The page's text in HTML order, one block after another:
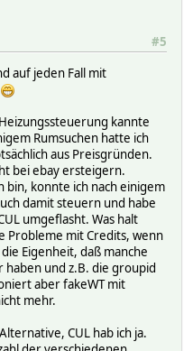
#5
auf jeden Fall mit
kannte
Rumsuchen hatte ich
aus Preisgründen.
bei ebay ersteigern.
bin, konnte ich nach einigem
damit steuern und habe
umgeflasht. Was halt
Probleme mit Credits, wenn
Eigenheit, daß manche
haben und z.B. die groupid
aber fakeWT mit
mehr.
CUL hab ich ja.